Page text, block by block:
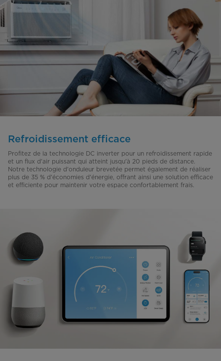
Refroidissement efficace
Profitez de la technologie DC inverter pour un refroidissement rapide
et un flux d'air puissant qui atteint jusqu'à 20 pieds de distance.
Notre technologie d'onduleur brevetée permet également de réaliser
plus de 35 % d'économies d'énergie, offrant ainsi une solution efficace
et efficiente pour maintenir votre espace confortablement frais.